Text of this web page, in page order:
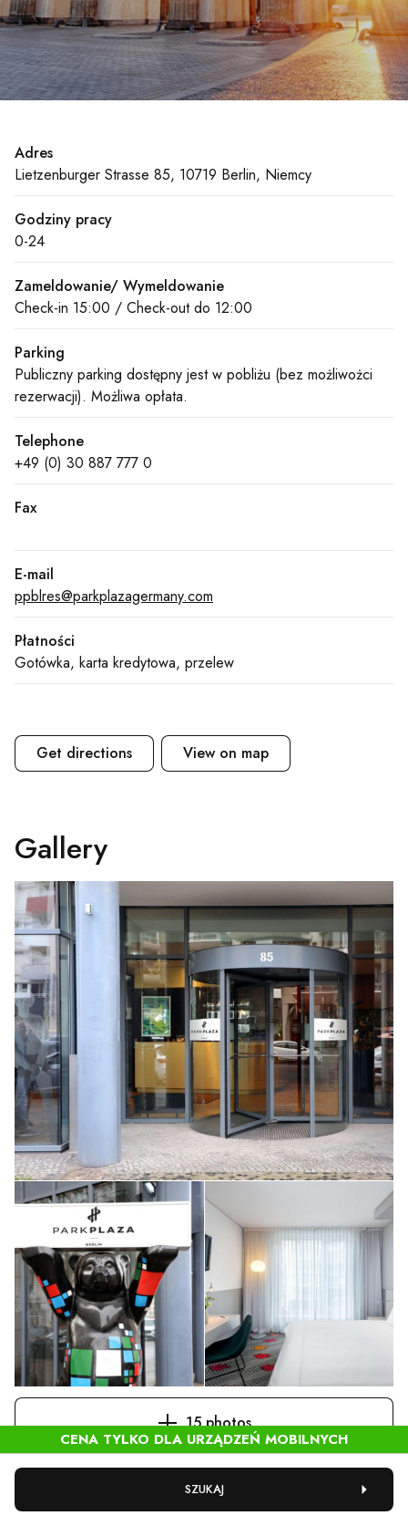
SZUKAJ
Adres
Lietzenburger Strasse 85, 10719 Berlin, Niemcy
Godziny pracy
0-24
Zameldowanie/ Wymeldowanie
Check-in 15:00 / Check-out do 12:00
Parking
Publiczny parking dostępny jest w pobliżu (bez możliwożci
rezerwacji). Możliwa opłata.
Telephone
+49 (0) 30 887 777 0
Fax
E-mail
ppblres@parkplazagermany.com
Płatności
Gotówka, karta kredytowa, przelew
Get directions View on map
Gallery
15 photos